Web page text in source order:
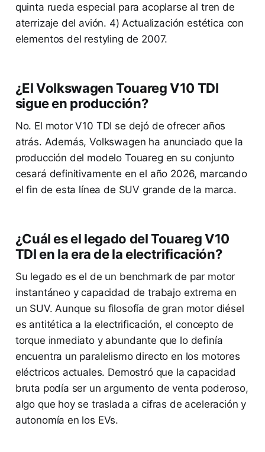
quinta rueda especial para acoplarse al tren de
aterrizaje del avión. 4) Actualización estética con
elementos del restyling de 2007.
¿El Volkswagen Touareg V10 TDI
sigue en producción?
No. El motor V10 TDI se dejó de ofrecer años
atrás. Además, Volkswagen ha anunciado que la
producción del modelo Touareg en su conjunto
cesará definitivamente en el año 2026, marcando
el fin de esta línea de SUV grande de la marca.
¿Cuál es el legado del Touareg V10
TDI en la era de la electrificación?
Su legado es el de un benchmark de par motor
instantáneo y capacidad de trabajo extrema en
un SUV. Aunque su filosofía de gran motor diésel
es antitética a la electrificación, el concepto de
torque inmediato y abundante que lo definía
encuentra un paralelismo directo en los motores
eléctricos actuales. Demostró que la capacidad
bruta podía ser un argumento de venta poderoso,
algo que hoy se traslada a cifras de aceleración y
autonomía en los EVs.